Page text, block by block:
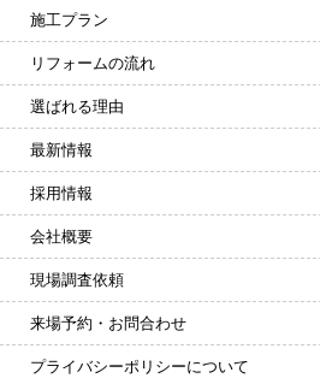
施工プラン
リフォームの流れ
選ばれる理由
最新情報
採用情報
会社概要
現場調査依頼
来場予約・お問合わせ
プライバシーポリシーについて